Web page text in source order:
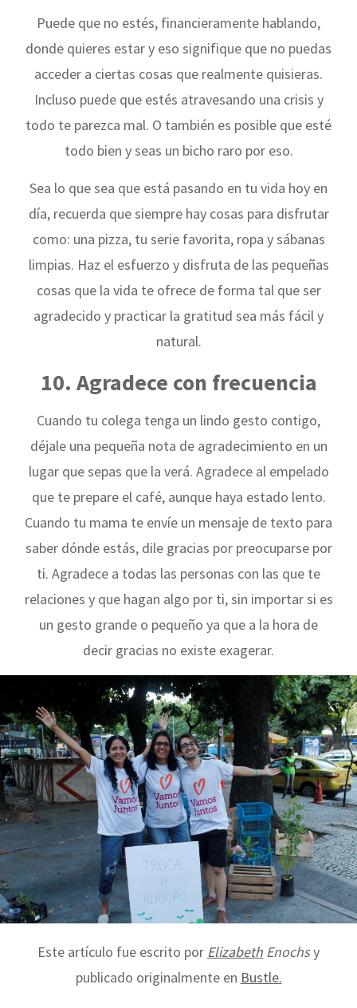
Puede que no estés, financieramente hablando,
donde quieres estar y eso signifique que no puedas
acceder a ciertas cosas que realmente quisieras.
Incluso puede que estés atravesando una crisis y
todo te parezca mal. O también es posible que esté
todo bien y seas un bicho raro por eso.
Sea lo que sea que está pasando en tu vida hoy en
día, recuerda que siempre hay cosas para disfrutar
como: una pizza, tu serie favorita, ropa y sábanas
limpias. Haz el esfuerzo y disfruta de las pequeñas
cosas que la vida te ofrece de forma tal que ser
agradecido y practicar la gratitud sea más fácil y
natural.
10. Agradece con frecuencia
Cuando tu colega tenga un lindo gesto contigo,
déjale una pequeña nota de agradecimiento en un
lugar que sepas que la verá. Agradece al empelado
que te prepare el café, aunque haya estado lento.
Cuando tu mama te envíe un mensaje de texto para
saber dónde estás, dile gracias por preocuparse por
ti. Agradece a todas las personas con las que te
relaciones y que hagan algo por ti, sin importar si es
un gesto grande o pequeño ya que a la hora de
decir gracias no existe exagerar.
Este artículo fue escrito por Elizabeth Enochsy
publicado originalmente en Bustle.